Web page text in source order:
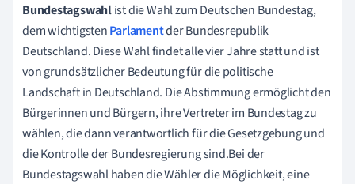
Bundestagswahlist die Wahl zum Deutschen Bundestag,
dem wichtigstenParlamentder Bundesrepublik
Deutschland. Diese Wahl findet alle vier Jahre statt und ist
von grundsätzlicher Bedeutung für die politische
Landschaft in Deutschland. Die Abstimmung ermöglicht den
Bürgerinnen und Bürgern, ihre Vertreter im Bundestag zu
wählen, die dann verantwortlich für die Gesetzgebung und
die Kontrolle der Bundesregierung sind.Bei der
Bundestagswahl haben die Wähler die Möglichkeit, eine